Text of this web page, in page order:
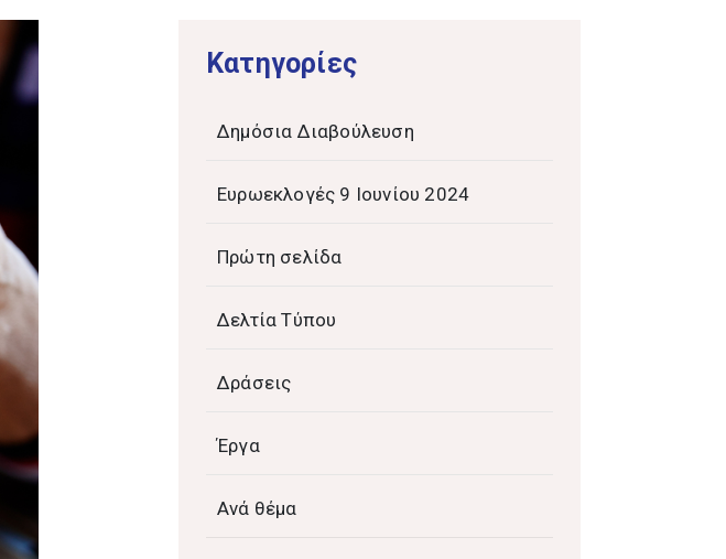
Kατηγορίες
Δημόσια Διαβούλευση
Ευρωεκλογές 9 Ιουνίου 2024
Πρώτη σελίδα
Δελτία Τύπου
Δράσεις
Έργα
Ανά θέμα